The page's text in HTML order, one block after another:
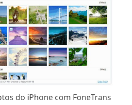
do iPhone com FoneTrans